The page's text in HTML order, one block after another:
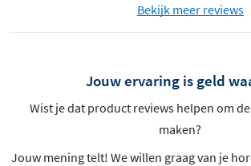
Bekijk meer reviews
Jouw ervaring is geld
Wist je dat product reviews helpen om
maken?
Jouw mening telt! We willen graag van je